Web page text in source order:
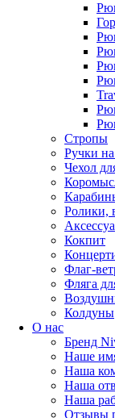
Стропы
Ручки
Чехол
Ролики,
Кокпит
Флаг-
Фляга
Колдуны
О нас
Бренд
Наше
Наша
Наша
Наша
Отзывы